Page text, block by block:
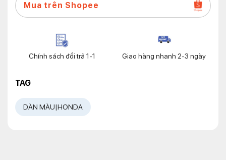
Mua trên Shopee
Chính sách đổi trả 1-1 Giao hàng nhanh 2-3 ngày
TAG
DÀN MÀU|HONDA